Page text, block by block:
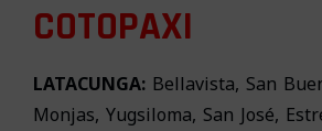
COTOPAXI
LATACUNGA:Bellavista, San
Monjas, Yugsiloma, San José,